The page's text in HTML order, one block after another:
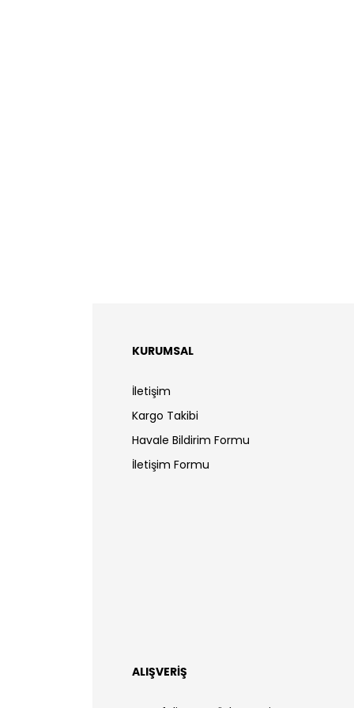
KURUMSAL
İletişim
Kargo Takibi
Havale Bildirim Formu
İletişim Formu
ALIŞVERİŞ